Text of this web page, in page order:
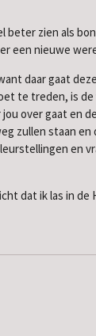
beter zien als
een nieuwe
daar gaat
te treden, is
over gaat
zullen staan
en
dat ik las in